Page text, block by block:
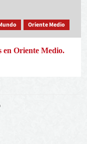
Oriente Medio
en Oriente Medio.